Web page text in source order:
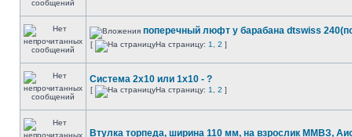
поперечный люфт у барабана dtswiss
[ На страницу: 1 2 ]
Система 2х10 или 1х10 - ?
[ На страницу: 1 2 ]
Втулка торпеда, ширина 110 мм, на взрослик ММВЗ,